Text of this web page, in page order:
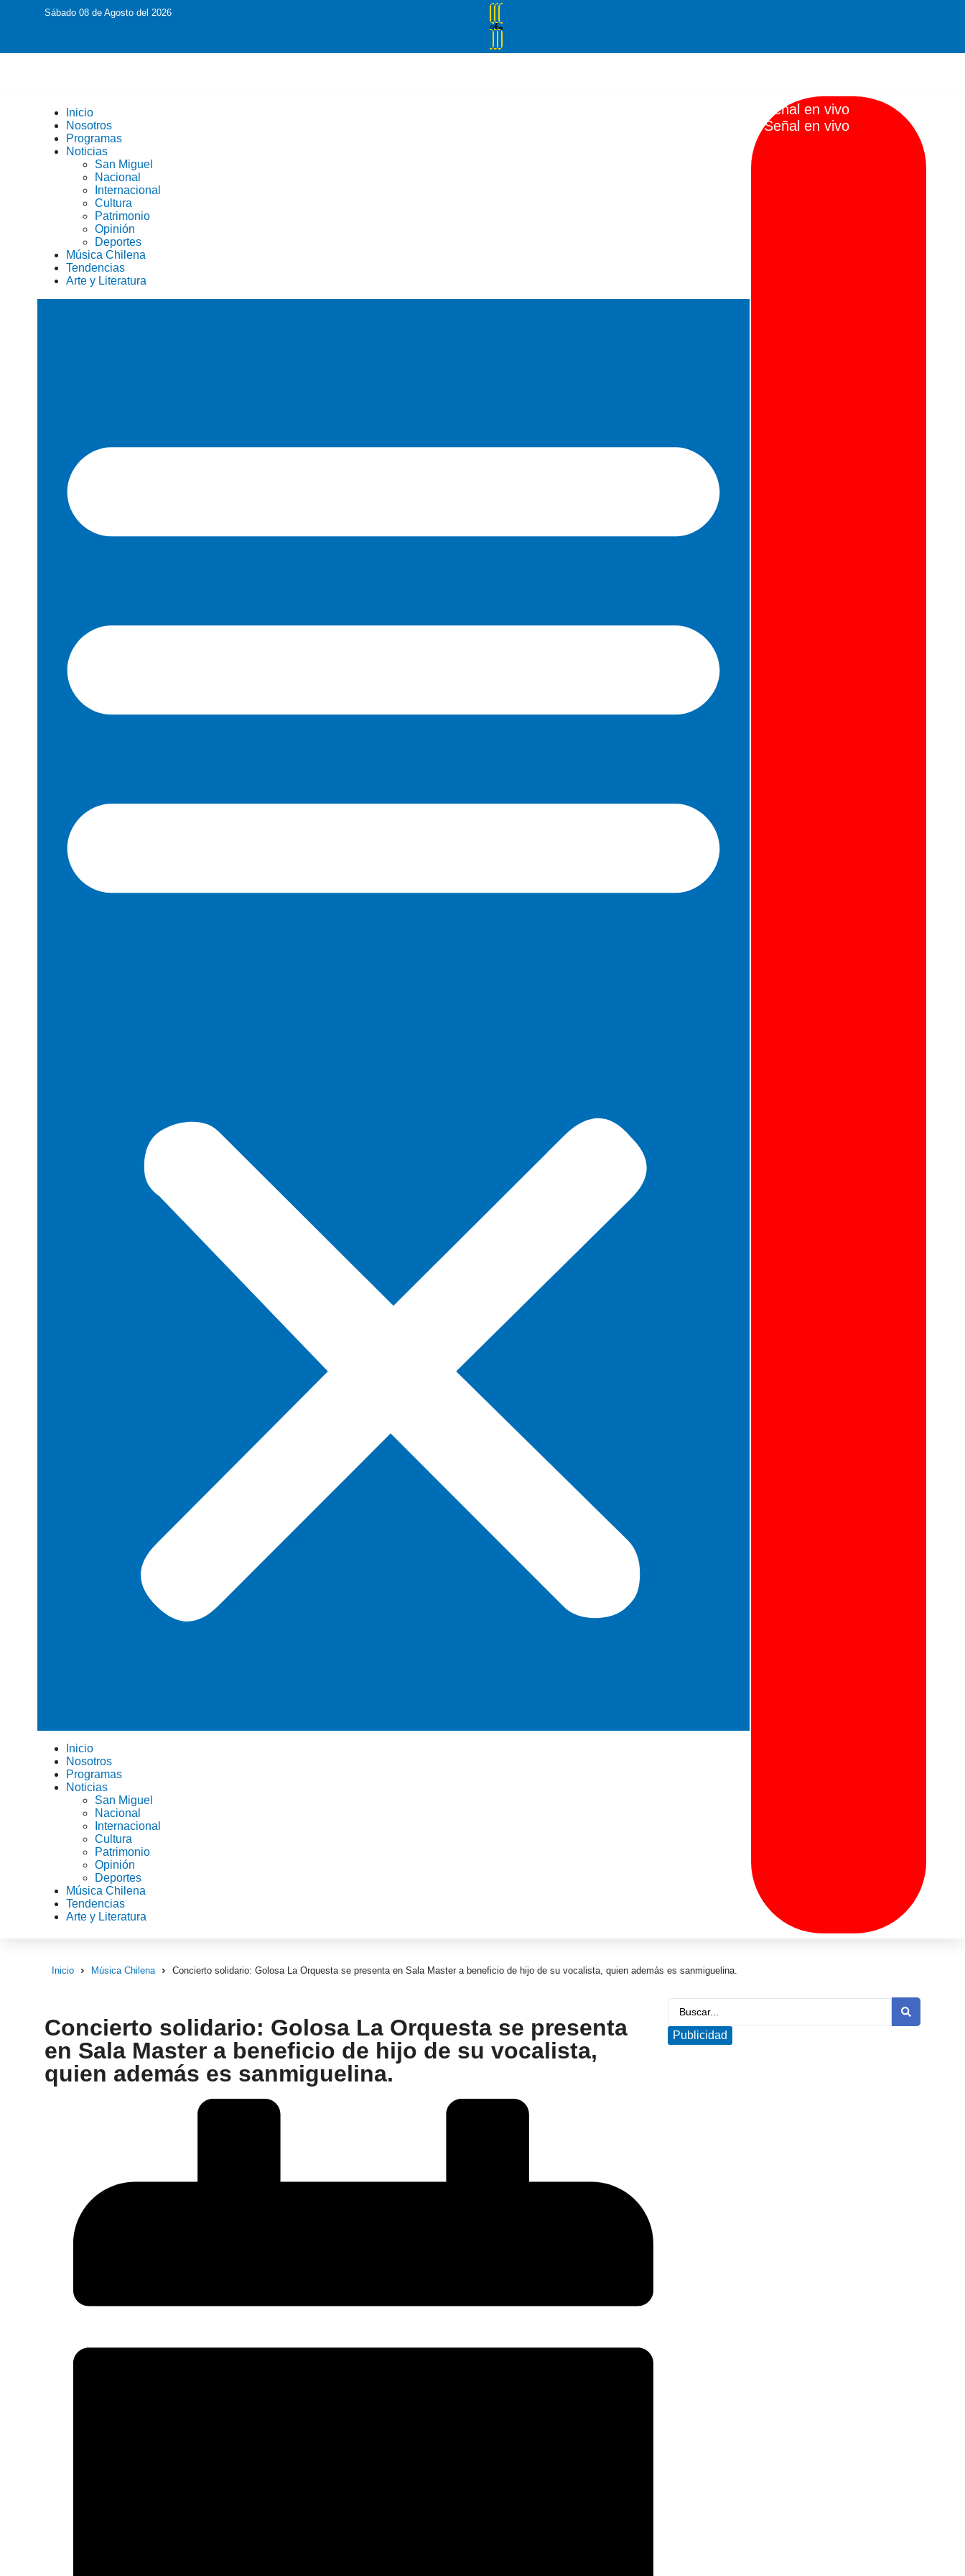
Sábado 08 de Agosto del 2026
Inicio
Nosotros
Programas
Noticias
San Miguel
Nacional
Internacional
Cultura
Patrimonio
Opinión
Deportes
Música Chilena
Tendencias
Arte y Literatura
Inicio
Nosotros
Programas
Noticias
San Miguel
Nacional
Internacional
Cultura
Patrimonio
Opinión
Deportes
Música Chilena
Tendencias
Arte y Literatura
eña en vivo
Seña en vivo
Inicio Música Chilena Concierto solidario: Golosa La Orquesta se presenta en Sala Master a beneficio de hijo de su vocalista, quien además es sanmiguelina.
Concierto solidario: Golosa La Orquesta se presenta
en Sala Master a beneficio de hijo de su vocalista,
quien además es sanmiguelina.
Publicidad